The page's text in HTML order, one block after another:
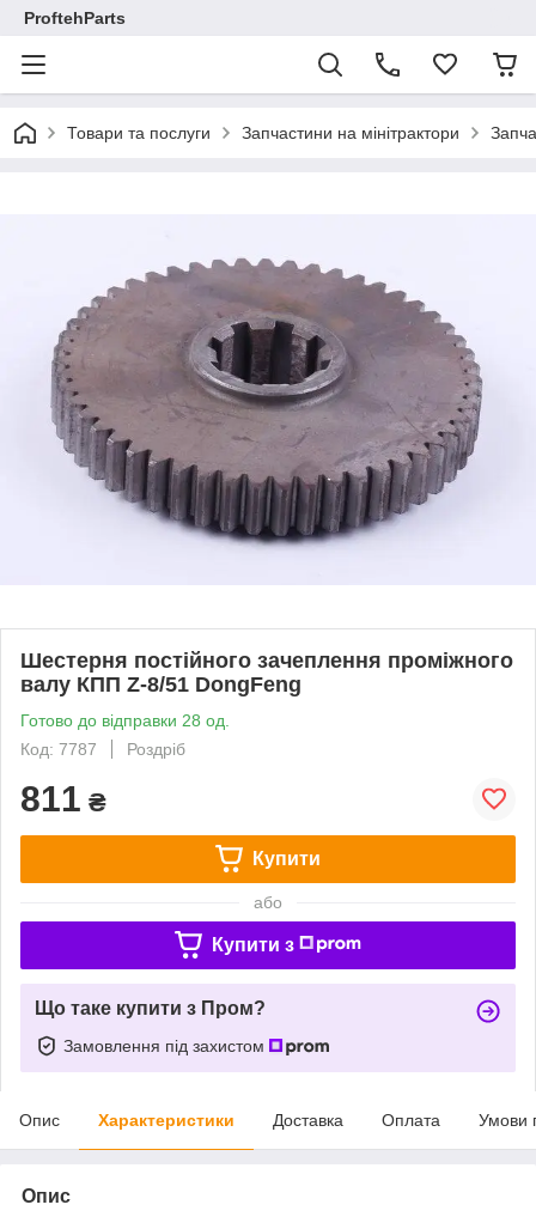
ProftehParts
Товари та послуги Запчастини на мінітрактори
Шестерня постійного зачеплення проміжного
валу КПП Z-8/51 DongFeng
Готово до відправки 28 од.
Код: 7787
Роздріб
811 ₴
Купити
або
Купити з
Що таке купити з Пром?
Замовлення під захистом
Опис Характеристики Доставка Оплата Умови
Опис